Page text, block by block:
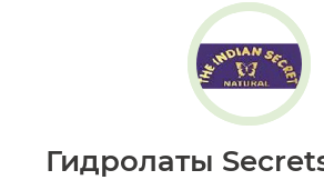
Гидролаты